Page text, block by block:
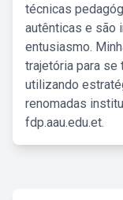
técnicas
autênticas e são
entusiasmo.
trajetória para se
utilizando
renomadas
fdp.aau.edu.et.